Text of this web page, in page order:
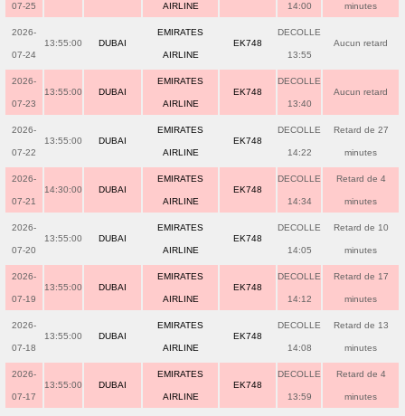
07-25 AIRLINE 14:00 minutes
2026-
07-24
13:55:00 DUBAI
EMIRATES
AIRLINE
EK748
DECOLLE
13:55
Aucun retard
2026-
07-23
13:55:00 DUBAI
EMIRATES
AIRLINE
EK748
DECOLLE
13:40
Aucun retard
2026-
07-22
13:55:00 DUBAI
EMIRATES
AIRLINE
EK748
DECOLLE
14:22
Retard de 27
minutes
2026-
07-21
14:30:00 DUBAI
EMIRATES
AIRLINE
EK748
DECOLLE
14:34
Retard de 4
minutes
2026-
07-20
13:55:00 DUBAI
EMIRATES
AIRLINE
EK748
DECOLLE
14:05
Retard de 10
minutes
2026-
07-19
13:55:00 DUBAI
EMIRATES
AIRLINE
EK748
DECOLLE
14:12
Retard de 17
minutes
2026-
07-18
13:55:00 DUBAI
EMIRATES
AIRLINE
EK748
DECOLLE
14:08
Retard de 13
minutes
2026-
07-17
13:55:00 DUBAI
EMIRATES
AIRLINE
EK748
DECOLLE
13:59
Retard de 4
minutes